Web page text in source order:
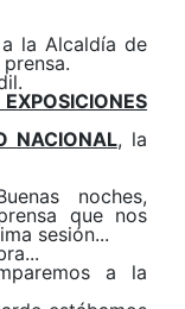
la Alcaldía de
NACIONAL, la
noches,
que nos
sesión...
a la